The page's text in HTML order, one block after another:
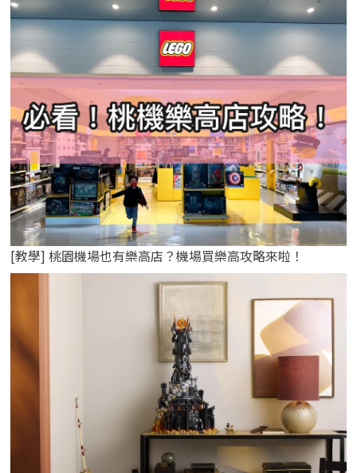
[教學] 桃園機場也有樂高店？機場買樂高攻略來啦！